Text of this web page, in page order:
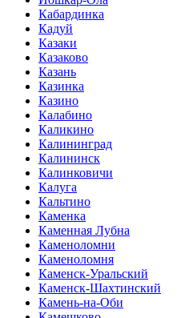
Кабардинка
Кадуй
Казаки
Казаково
Казань
Казинка
Казино
Калабино
Каликино
Калининград
Калининск
Калинковичи
Калуга
Кальтино
Каменка
Каменная Лубна
Каменоломни
Каменоломня
Каменск-Уральский
Каменск-Шахтинский
Камень-на-Оби